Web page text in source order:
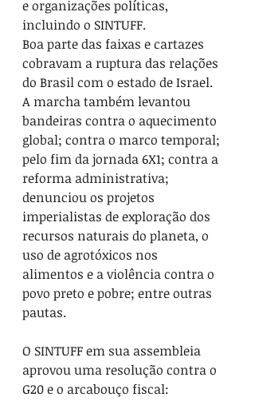
e organizações políticas,
incluindo o SINTUFF.
Boa parte das faixas e cartazes
cobravam a ruptura das relações
do Brasil com o estado de Israel.
A marcha também levantou
bandeiras contra o aquecimento
global; contra o marco temporal;
pelo fim da jornada 6X1; contra a
reforma administrativa;
denunciou os projetos
imperialistas de exploração dos
recursos naturais do planeta, o
uso de agrotóxicos nos
alimentos e a violência contra o
povo preto e pobre; entre outras
pautas.
O SINTUFF em sua assembleia
aprovou uma resolução contra o
G20 e o arcabouço fiscal: